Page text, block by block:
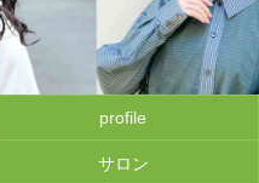
profile
サロン